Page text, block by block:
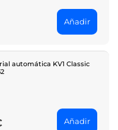
Añadir
automática KV1 Classic
Añadir